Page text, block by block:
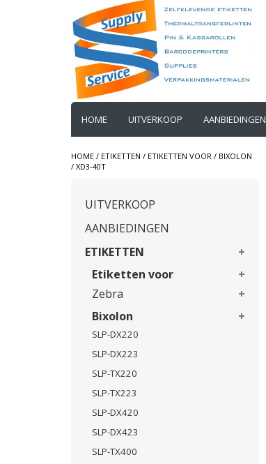
HOME UITVERKOOP AANBIEDINGEN
HOME / ETIKETTEN / ETIKETTEN VOOR / BIXOLON
/ XD3-40T
UITVERKOOP
AANBIEDINGEN
ETIKETTEN
Etiketten voor
Zebra
Bixolon
SLP-DX220
SLP-DX223
SLP-TX220
SLP-TX223
SLP-DX420
SLP-DX423
SLP-TX400